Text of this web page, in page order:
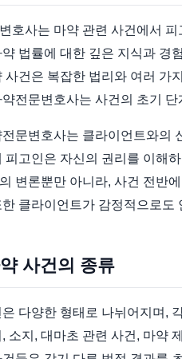
호사는 마약 관련 사건에서
법률에 대한 깊은 지식과 경
사건은 복잡한 법리와 여러 가
전문변호사는 사건의 초기
전문변호사는 클라이언트와의
피고인은 자신의 권리를 이해
변론뿐만 아니라, 사건 전반
클라이언트가 감정적으로도
사건의 종류
다양한 형태로 나뉘어지며,
소지, 대마초 관련 사건, 마약